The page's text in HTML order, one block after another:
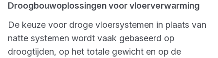
Droogbouwoplossingen voor vloerverwarming
De keuze voor droge vloersystemen in plaats van
natte systemen wordt vaak gebaseerd op
droogtijden, op het totale gewicht en op de